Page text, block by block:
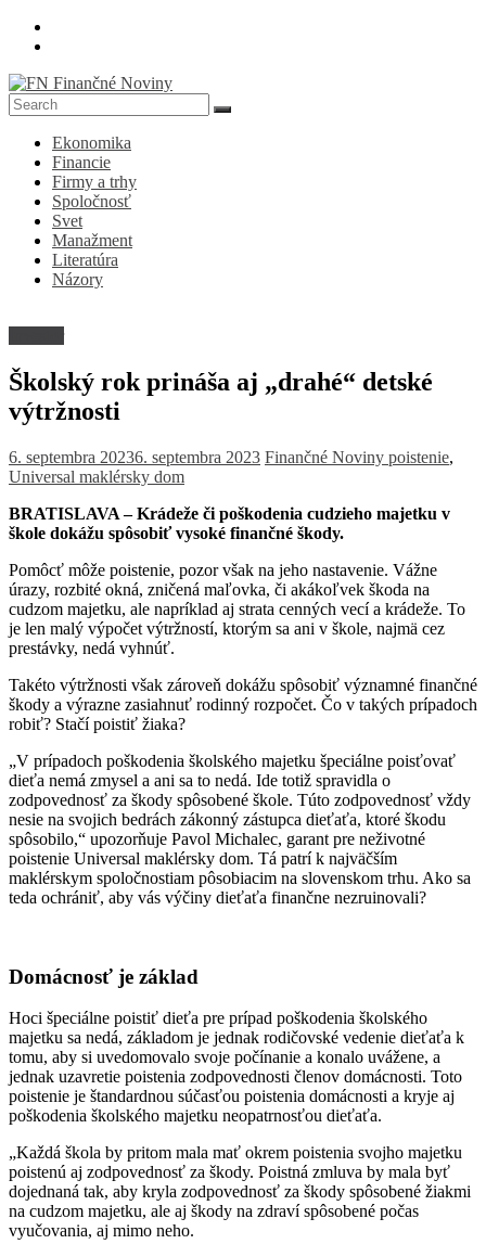
Skip
FN
Finančné
Noviny
Denník
ekonomike
spoločnosti
Ekonomika
Financie
Firmy a trhy
Spoločnosť
Svet
Manažment
Literatúra
Názory
Školský rok prináša aj „drahé“ detské
výtržnosti
6. septembra 20236. septembra 2023 Finančné Noviny poistenie,
Universal maklérsky dom
BRATISLAVA – Krádeže či poškodenia cudzieho majetku v
škole dokážu spôsobiť vysoké finančné škody.
Pomôcť môže poistenie, pozor však na jeho nastavenie. Vážne
úrazy, rozbité okná, zničená maľovka, či akákoľvek škoda na
cudzom majetku, ale napríklad aj strata cenných vecí a krádeže. To
je len malý výpočet výtržností, ktorým sa ani v škole, najmä cez
prestávky, nedá vyhnúť.
Takéto výtržnosti však zároveň dokážu spôsobiť významné finančné
škody a výrazne zasiahnuť rodinný rozpočet. Čo v takých prípadoch
robiť? Stačí poistiť žiaka?
„V prípadoch poškodenia školského majetku špeciálne poisťovať
dieťa nemá zmysel a ani sa to nedá. Ide totiž spravidla o
zodpovednosť za škody spôsobené škole. Túto zodpovednosť vždy
nesie na svojich bedrách zákonný zástupca dieťaťa, ktoré škodu
spôsobilo,“ upozorňuje Pavol Michalec, garant pre neživotné
poistenie Universal maklérsky dom. Tá patrí k najväčším
maklérskym spoločnostiam pôsobiacim na slovenskom trhu. Ako sa
teda ochrániť, aby vás výčiny dieťaťa finančne nezruinovali?
Domácnosť je základ
Hoci špeciálne poistiť dieťa pre prípad poškodenia školského
majetku sa nedá, základom je jednak rodičovské vedenie dieťaťa k
tomu, aby si uvedomovalo svoje počínanie a konalo uvážene, a
jednak uzavretie poistenia zodpovednosti členov domácnosti. Toto
poistenie je štandardnou súčasťou poistenia domácnosti a kryje aj
poškodenia školského majetku neopatrnosťou dieťaťa.
„Každá škola by pritom mala mať okrem poistenia svojho majetku
poistenú aj zodpovednosť za škody. Poistná zmluva by mala byť
dojednaná tak, aby kryla zodpovednosť za škody spôsobené žiakmi
na cudzom majetku, ale aj škody na zdraví spôsobené počas
vyučovania, aj mimo neho.